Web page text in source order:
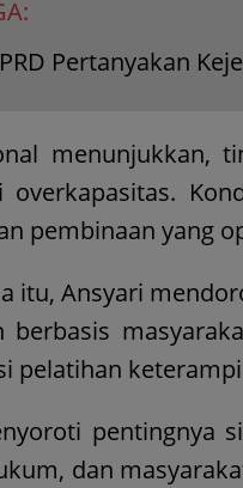
Pertanyakan
menunjukkan,
overkapasitas.
pembinaan yang
itu, Ansyari
berbasis
pelatihan
pentingnya
dan